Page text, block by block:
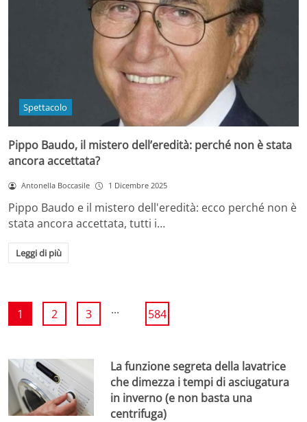
Spettacolo
Pippo Baudo, il mistero dell’eredità: perché non è stata
ancora accettata?
Antonella Boccasile 1 Dicembre 2025
Pippo Baudo e il mistero dell'eredità: ecco perché non è
stata ancora accettata, tutti i…
Leggi di più
1 2 3 ... 584
La funzione segreta della lavatrice
che dimezza i tempi di asciugatura
in inverno (e non basta una
centrifuga)